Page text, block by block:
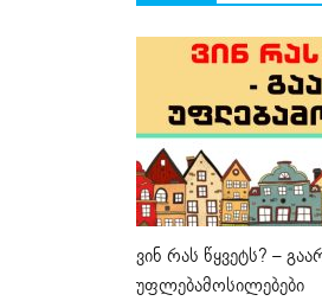
ვინ რას წყვეტს? –
უფლებამოსილებები